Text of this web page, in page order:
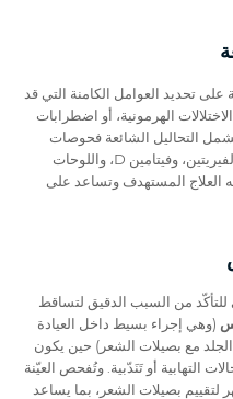
تحديد العوامل الكامنة التي قد
الهرمونية، أو اضطرابات
التحاليل الشائعة فحوصات
وظيفة الغدّة الدرقية، ومستويات الحديد والفيريتين، وفيتامين D، واللوحات
العلاج المستهدف وتساعد على
من السبب الدقيق لتساقط
(وهي إجراء بسيط داخل العيادة
صغيرة بحجم 3–4 مم من الجلد مع بصيلات الشعر) حين يكون
التهابية أو تَنَدّبية. وتُفحص العيّنة
بصيلات الشعر، بما يساعد